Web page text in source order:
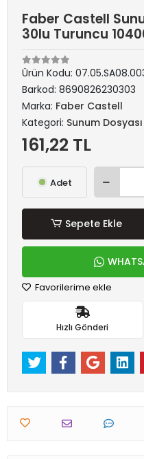
Faber Castell
30lu Turuncu
Ürün Kodu:
Barkod: 8690826230303
Marka: Faber Castell
Kategori: Sunum Dosyası
161,22 TL
Adet
Sepete Ekle
Favorilerime ekle
Hızlı Gönderi